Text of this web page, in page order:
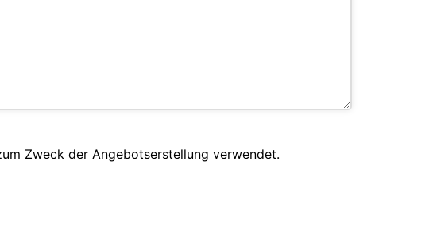
Zweck der Angebotserstellung verwendet.